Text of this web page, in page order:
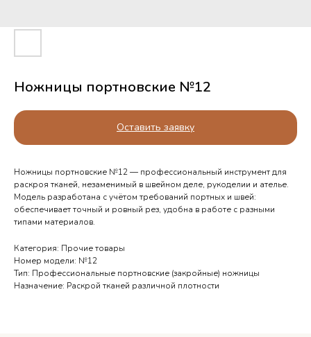
Ножницы портновские №12
Оставить заявку
Ножницы портновские №12 — профессиональный инструмент для
раскроя тканей, незаменимый в швейном деле, рукоделии и ателье.
Модель разработана с учётом требований портных и швей:
обеспечивает точный и ровный рез, удобна в работе с разными
типами материалов.
Категория: Прочие товары
Номер модели: №12
Тип: Профессиональные портновские (закройные) ножницы
Назначение: Раскрой тканей различной плотности
Орёл — 7 905 167 14 34
Курск — 7 950 873 89 10
Телефоны выходного дня